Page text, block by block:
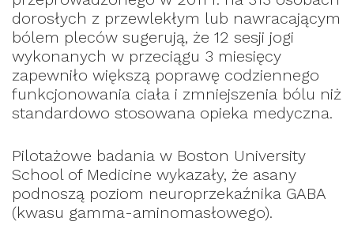
dorosłych z przewlekłym lub nawracającym
bólem pleców sugerują, że 12 sesji jogi
wykonanych w przeciągu 3 miesięcy
zapewniło większą poprawę codziennego
funkcjonowania ciała i zmniejszenia bólu niż
standardowo stosowana opieka medyczna.
Pilotażowe badania w Boston University
School of Medicine wykazały, że asany
podnoszą poziom neuroprzekaźnika GABA
(kwasu gamma-aminomasłowego).